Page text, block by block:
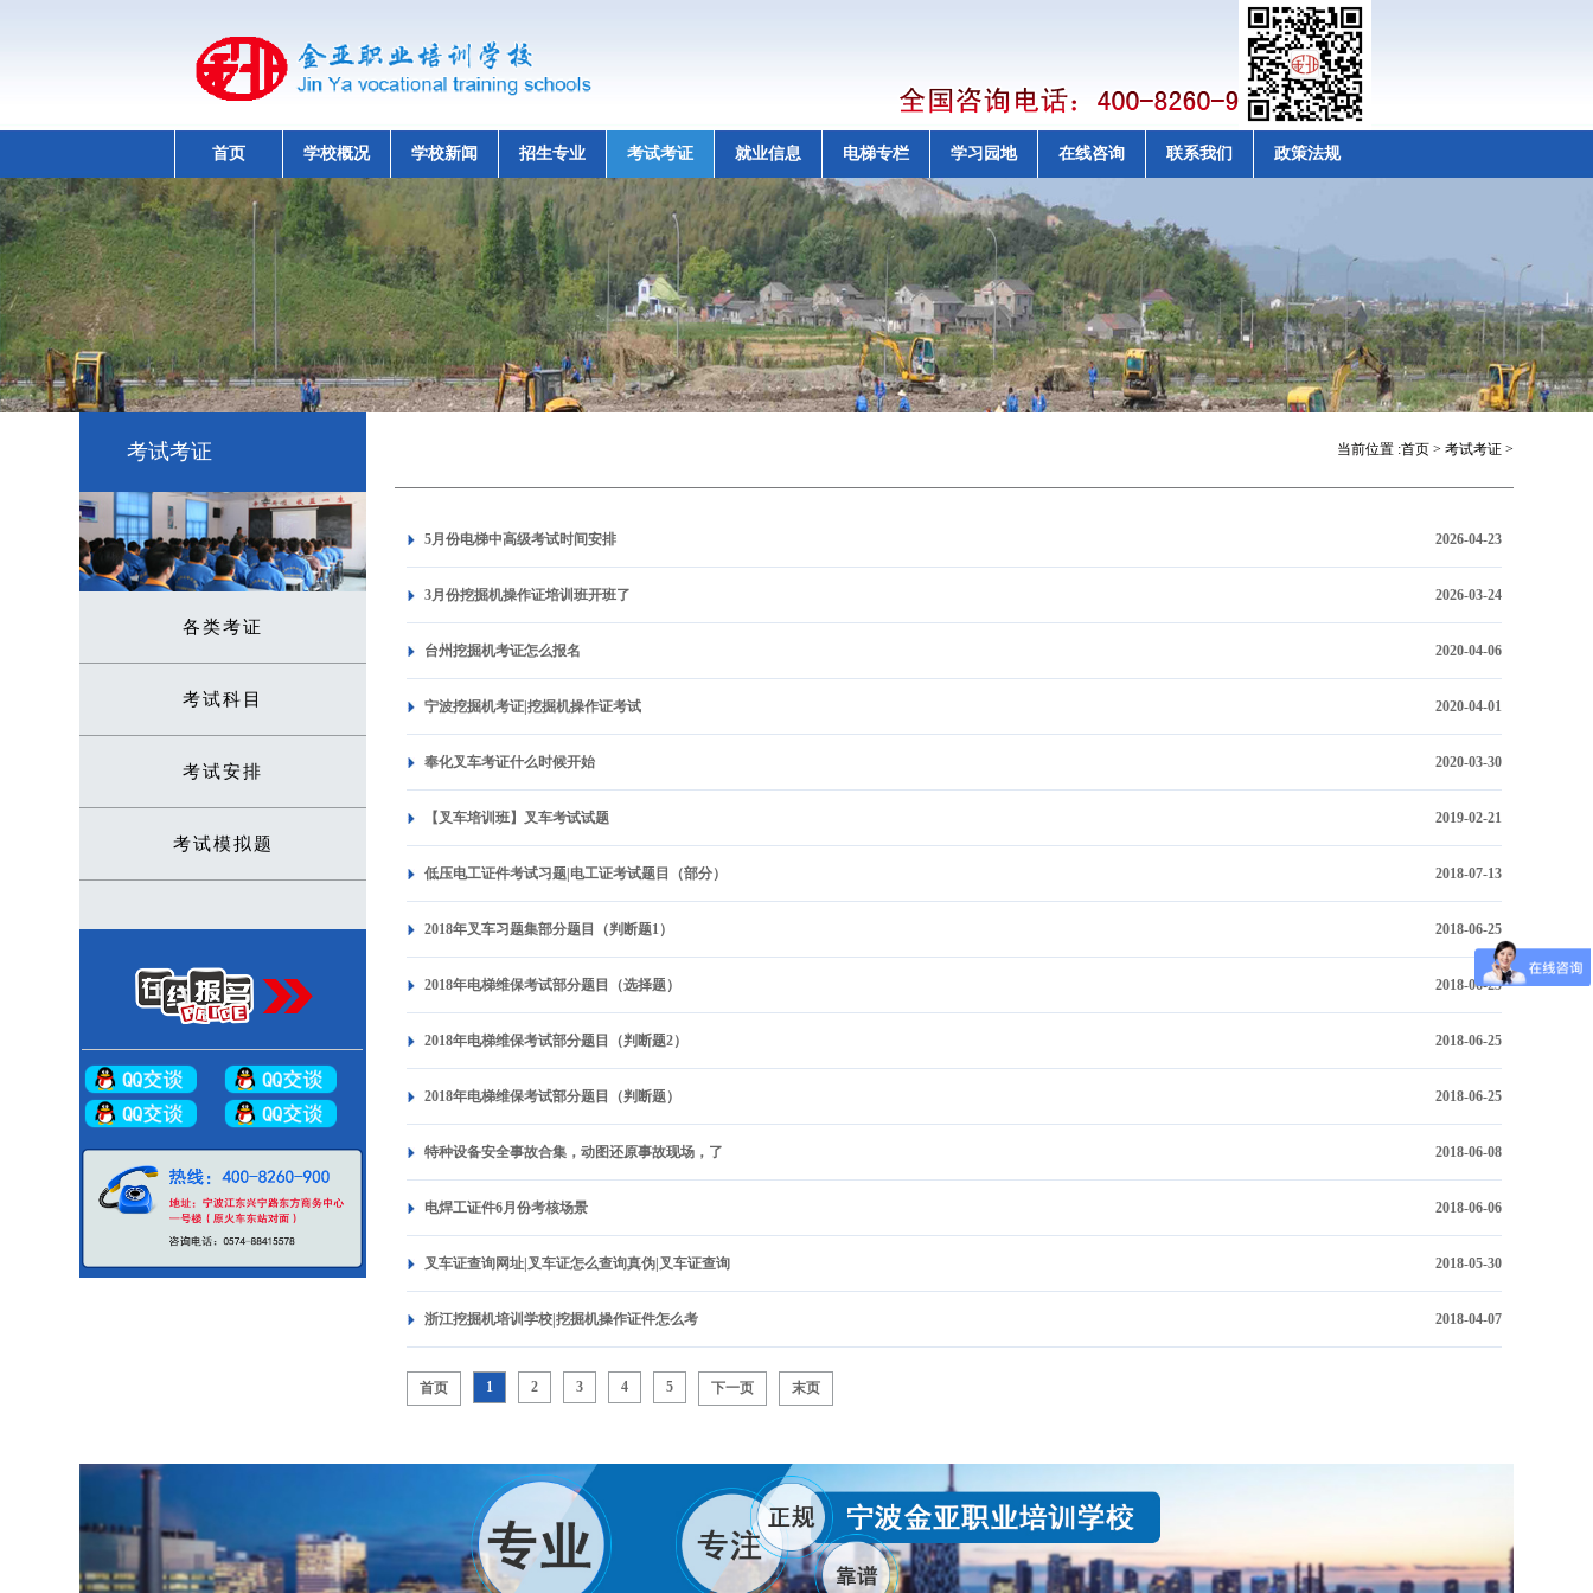
首页 学校概况 学校新闻 招生专业 考试考证 就业信息 电梯专栏 学习园地 在线咨询 联系我们 政策法规
考试考证
各类考证
考试科目
考试安排
考试模拟题
当前位置 :首页> 考试考证>
5月份电梯中高级考试时间安排 2026-04-23
3月份挖掘机操作证培训班开班了 2026-03-24
台州挖掘机考证怎么报名 2020-04-06
宁波挖掘机考证|挖掘机操作证考试 2020-04-01
奉化叉车考证什么时候开始 2020-03-30
【叉车培训班】叉车考试试题 2019-02-21
低压电工证件考试习题|电工证考试题目（部分） 2018-07-13
2018年叉车习题集部分题目（判断题1） 2018-06-25
2018年电梯维保考试部分题目（选择题） 2018-06-25
2018年电梯维保考试部分题目（判断题2） 2018-06-25
2018年电梯维保考试部分题目（判断题） 2018-06-25
特种设备安全事故合集，动图还原事故现场，了 2018-06-08
电焊工证件6月份考核场景 2018-06-06
叉车证查询网址|叉车证怎么查询真伪|叉车证查询 2018-05-30
浙江挖掘机培训学校|挖掘机操作证件怎么考 2018-04-07
首页 1 2 3 4 5 下一页 末页